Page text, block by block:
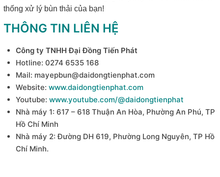
thống xử lý bùn thải của bạn!
THÔNG TIN LIÊN HỆ
Công ty TNHH Đại Đồng Tiến Phát
Hotline: 0274 6535 168
Mail: mayepbun@daidongtienphat.com
Website: www.daidongtienphat.com
Youtube: www.youtube.com/@daidongtienphat
Nhà máy 1: 617 – 618 Thuận An Hòa, Phường An Phú, TP
Hồ Chí Minh
Nhà máy 2: Đường DH 619, Phường Long Nguyên, TP Hồ
Chí Minh.